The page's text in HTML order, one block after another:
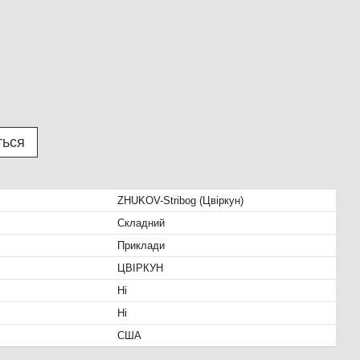
ZHUKOV-Stribog (Цвіркун)
Складний
Приклади
ЦВІРКУН
Ні
Ні
США